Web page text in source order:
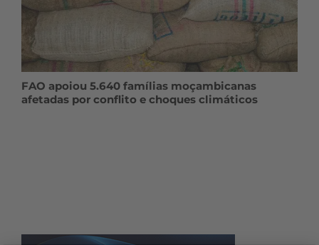
FAO apoiou 5.640 famílias moçambicanas
afetadas por conflito e choques climáticos